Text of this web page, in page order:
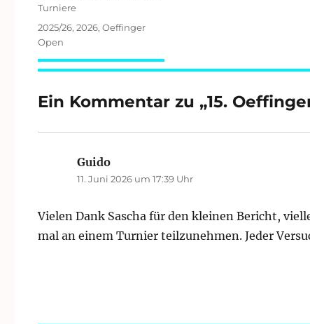
Turniere
Schlagwörter
2025/26, 2026, Oeffinger
Open
Ein Kommentar zu „15.
Guidosagt:
11. Juni 2026 um 17:39 Uhr
Vielen Dank Sascha für den kleinen Bericht,
mal an einem Turnier teilzunehmen. Jeder